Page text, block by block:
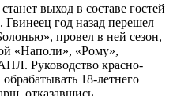
выход в составе гостей
год назад перешел
провел в ней сезон,
«Наполи», «Рому»,
Руководство красно-
18-летнего
отказавшись